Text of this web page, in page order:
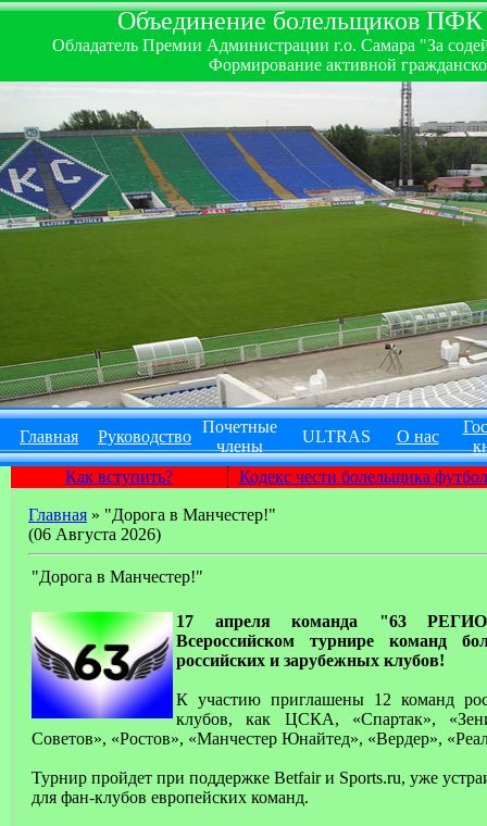
Объединение болельщиков
Обладатель Премии Администрации г.о. Самара "За
Формирование активной
Главная Руководство
Почетные
члены
ULTRAS О нас
Как вступить?
Кодекс чести болельщика
Главная » "Дорога в Манчестер!"
(06 Августа 2026)
"Дорога в Манчестер!"
17 апреля команда "63
Всероссийском турнире команд
российских и зарубежных клубов!
К участию приглашены 12 команд
клубов, как ЦСКА, «Спартак»,
Советов», «Ростов», «Манчестер Юнайтед», «Вердер»,
Турнир пройдет при поддержке Betfair и Sports.ru, уже
для фан-клубов европейских команд.